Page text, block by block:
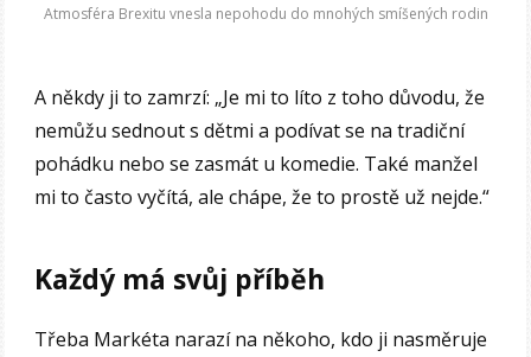
Atmosféra Brexitu vnesla nepohodu do mnohých smíšených rodin
A někdy ji to zamrzí: „Je mi to líto z toho důvodu, že
nemůžu sednout s dětmi a podívat se na tradiční
pohádku nebo se zasmát u komedie. Také manžel
mi to často vyčítá, ale chápe, že to prostě už nejde.“
Každý má svůj příběh
Třeba Markéta narazí na někoho, kdo ji nasměruje